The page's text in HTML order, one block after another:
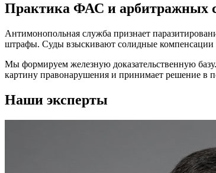
Практика ФАС и арбитражных
Антимонопольная служба признает
штрафы. Суды взыскивают солидные
Мы формируем железную доказательственную
картину правонарушения и принимает решение в
Наши эксперты